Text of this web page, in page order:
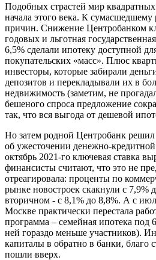
Подобных страстей мир
начала этого века. К сумасшедшему
причин. Снижение Центробанком
годовых и льготная
6,5% сделали ипотеку доступной
покупательских «масс». Плюс
инвесторы, которые забирали
депозитов и перекладывали их в
недвижимость (заметим, не
бешеного спроса предложение
так, что вся выгода от дешевой
Но затем родной Центробанк решил
об ужесточении денежно-
октябрь 2021-го ключевая ставка
финансисты считают, что это не
отреагировала: проценты по
рынке новостроек скакнули с 7,9%
вторичном - с 8,1% до 8,8%. А с
Москве практически перестала
программа – семейная ипотека под
ней гораздо меньше участников).
капиталы в обратно в банки, благо
пошли вверх.